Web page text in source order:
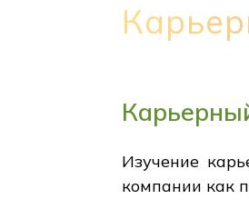
Изучение
компании как